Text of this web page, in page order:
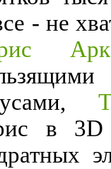
- не
в 3D